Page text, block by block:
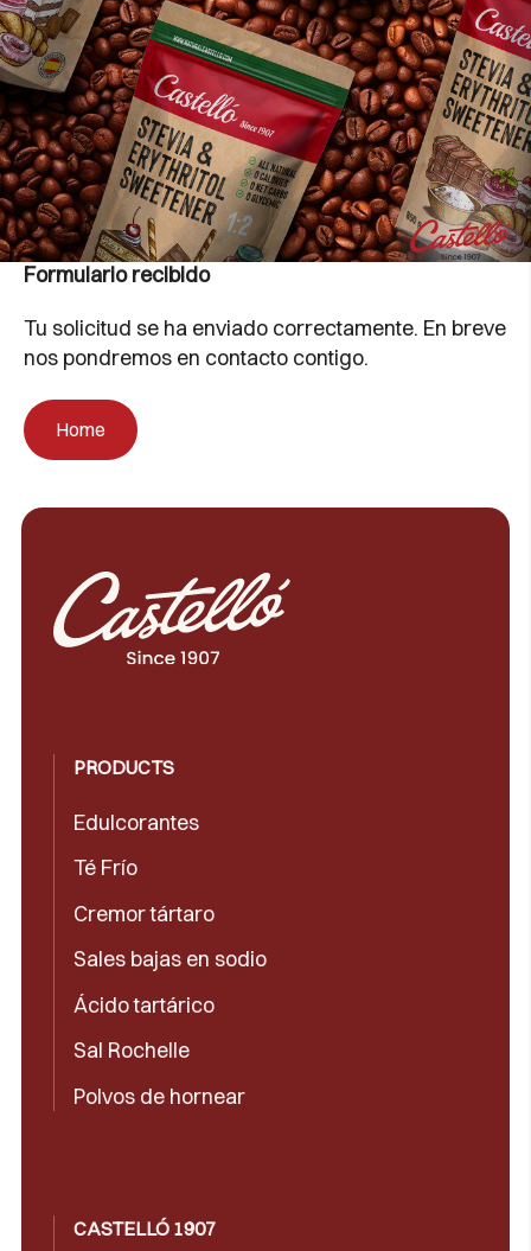
Formulario recibido
Tu solicitud se ha enviado correctamente. En breve
nos pondremos en contacto contigo.
Home
PRODUCTS
Edulcorantes
Té Frío
Cremor tártaro
Sales bajas en sodio
Ácido tartárico
Sal Rochelle
Polvos de hornear
CASTELLÓ 1907